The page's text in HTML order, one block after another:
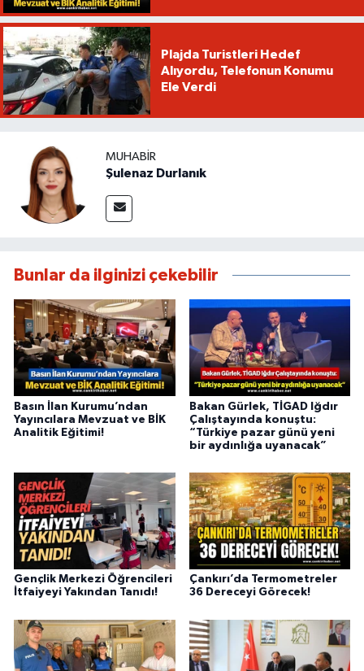
Plajda Turistleri Hedef
Alıyordu, Telefonun Konumu
Ele Verdi
MUHABIR
Şulenaz Durlanık
Bunlar da ilginizi çekebilir
Basın İlan Kurumu’ndan
Yayıncılara Mevzuat ve BİK
Analitik Eğitimi!
Bakan Gürlek, TİGAD Iğdır
Çalıştayında konuştu:
“Türkiye pazar günü yeni
bir aydınlığa uyanacak”
Gençlik Merkezi Öğrencileri
İtfaiyeyi Yakından Tanıdı!
Çankırı’da Termometreler
36 Dereceyi Görecek!